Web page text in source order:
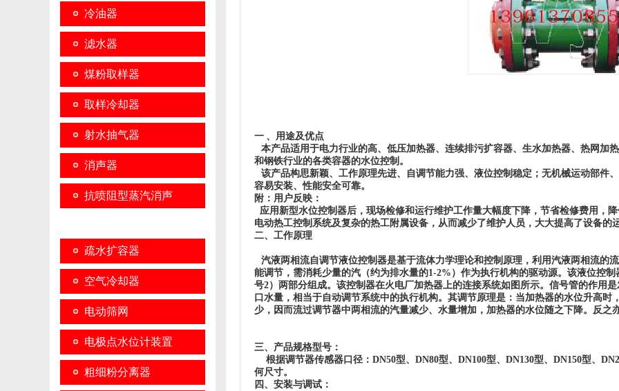
冷油器
滤水器
煤粉取样器
取样冷却器
射水抽气器
消声器
抗喷阻型蒸汽消声
疏水扩容器
空气冷却器
电动筛网
电极点水位计装置
粗细粉分离器
一 、用途及优点
本产品适用于电力行业的高、低压加热器、连续排污扩容器、生水加热器、热网加
和钢铁行业的各类容器的水位控制。
该产品构思新颖、工作原理先进、自调节能力强、液位控制稳定；无机械运动部件
容易安装、性能安全可靠。
附：用户反映：
应用新型水位控制器后，现场检修和运行维护工作量大幅度下降，节省检修费用，
电动热工控制系统及复杂的热工附属设备，从而减少了维护人员，大大提高了设备的
二、工作原理
汽液两相流自调节液位控制器是基于流体力学理论和控制原理，利用汽液两相流的
能调节，需消耗少量的汽（约为排水量的1-2%）作为执行机构的驱动源。该液位控
号2）两部分组成。该控制器在火电厂加热器上的连接系统如图所示。信号管的作用
口水量，相当于自动调节系统中的执行机构。其调节原理是：当加热器的水位升高
少，因而流过调节器中两相流的汽量减少、水量增加，加热器的水位随之下降。反之
三、产品规格型号：
根据调节器传感器口径：DN50型、DN80型、DN100型、DN130型、DN150型、
何尺寸。
四、安装与调试：